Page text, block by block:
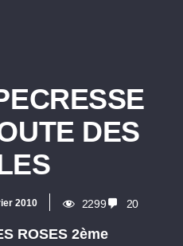
DES
2010 2299 20
ROSES 2ème